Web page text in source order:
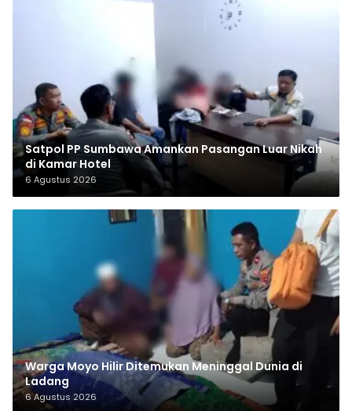
Satpol PP Sumbawa Amankan Pasangan Luar Nikah
di Kamar Hotel
6 Agustus 2026
Warga Moyo Hilir Ditemukan Meninggal Dunia di
Ladang
6 Agustus 2026